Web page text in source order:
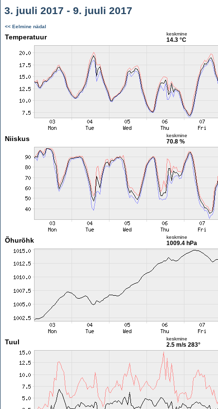
3. juuli 2017 - 9. juuli 2017
<< Eelmine nädal
Temperatuur keskmine
14.3 °C
Niiskus keskmine
70.8 %
Õhurõhk keskmine
1009.4 hPa
Tuul keskmine
2.5 m/s 283°